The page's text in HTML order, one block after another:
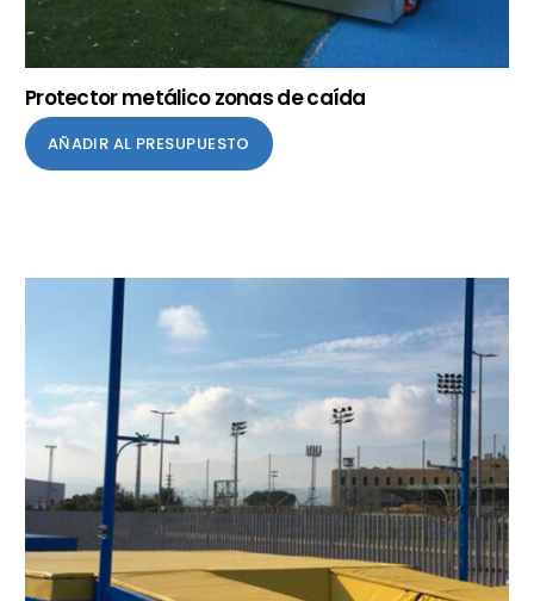
Protector metálico zonas de caída
AÑADIR AL PRESUPUESTO